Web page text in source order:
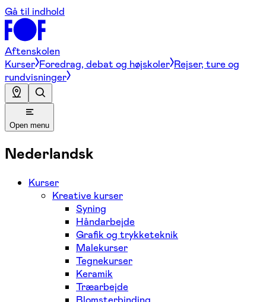
Gå til indhold
Aftenskolen
Kurser Foredrag, debat og højskoler Rejser, ture og
rundvisninger
Open menu
Nederlandsk
Kurser
Kreative kurser
Syning
Håndarbejde
Grafik og trykketeknik
Malekurser
Tegnekurser
Keramik
Træarbejde